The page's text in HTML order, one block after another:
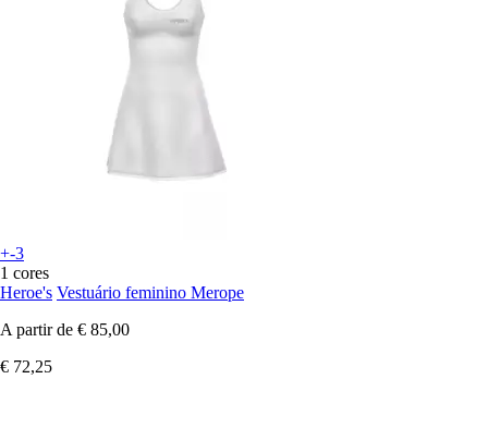
+-3
1 cores
Heroe's Vestuário feminino Merope
A partir de € 85,00
€ 72,25